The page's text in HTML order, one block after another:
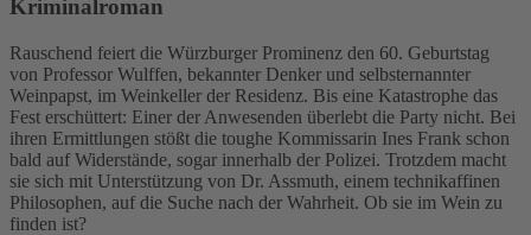
Kriminalroman
Rauschend feiert die Würzburger Prominenz den 60. Geburtstag
von Professor Wulffen, bekannter Denker und selbsternannter
Weinpapst, im Weinkeller der Residenz. Bis eine Katastrophe das
Fest erschüttert: Einer der Anwesenden überlebt die Party nicht. Bei
ihren Ermittlungen stößt die toughe Kommissarin Ines Frank schon
bald auf Widerstände, sogar innerhalb der Polizei. Trotzdem macht
sie sich mit Unterstützung von Dr. Assmuth, einem technikaffinen
Philosophen, auf die Suche nach der Wahrheit. Ob sie im Wein zu
finden ist?